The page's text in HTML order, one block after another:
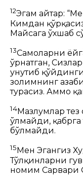
12Эгам айтар:
Кимдан
Майсага ўхшаб
13Самоларни
ўрнатган,
унутиб
золимнинг
турасиз. Аммо
14Мазлумлар
ўлмайди,
бўлмайди.
15 Мен Эгангиз
Тўлқинларни
номим Сарвари